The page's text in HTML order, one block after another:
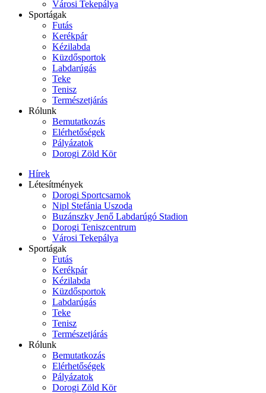
Városi Tekepálya
Sportágak
Futás
Kerékpár
Kézilabda
Küzdősportok
Labdarúgás
Teke
Tenisz
Természetjárás
Rólunk
Bemutatkozás
Elérhetőségek
Pályázatok
Dorogi Zöld Kör
Hírek
Létesítmények
Dorogi Sportcsarnok
Nipl Stefánia Uszoda
Buzánszky Jenő Labdarúgó Stadion
Dorogi Teniszcentrum
Városi Tekepálya
Sportágak
Futás
Kerékpár
Kézilabda
Küzdősportok
Labdarúgás
Teke
Tenisz
Természetjárás
Rólunk
Bemutatkozás
Elérhetőségek
Pályázatok
Dorogi Zöld Kör